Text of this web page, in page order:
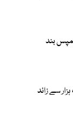
بند
اسٹاک مارکیٹ میں شدید مندی، 4 ہزار سے زائد